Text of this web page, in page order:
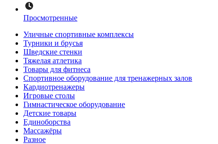
Просмотренные
Уличные спортивные комплексы
Турники и брусья
Шведские стенки
Тяжелая атлетика
Товары для фитнеса
Спортивное оборудование для тренажерных залов
Кардиотренажеры
Игровые столы
Гимнастическое оборудование
Детские товары
Единоборства
Массажёры
Разное